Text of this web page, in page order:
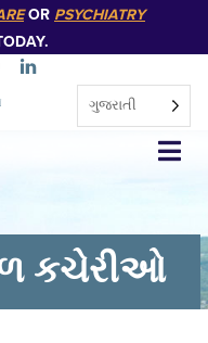
OR PSYCHIATRY
ગુજરાતી
કચેરીઓ